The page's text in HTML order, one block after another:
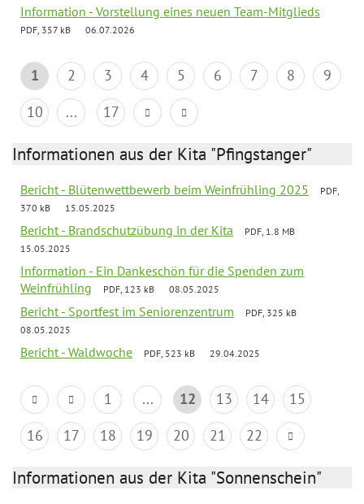
Information - Vorstellung eines neuen Team-Mitglieds
PDF, 357 kB 06.07.2026
1 2 3 4 5 6 7 8
9
10
... 17
Informationen aus der Kita "Pfingstanger"
Bericht - Blütenwettbewerb beim Weinfrühling 2025
PDF,
370 kB
15.05.2025
Bericht - Brandschutzübung in der Kita
PDF, 1.8 MB
15.05.2025
Information - Ein Dankeschön für die Spenden zum
Weinfrühling
PDF, 123 kB 08.05.2025
Bericht - Sportfest im Seniorenzentrum
PDF, 325 kB
08.05.2025
Bericht - Waldwoche PDF, 523 kB 29.04.2025
1 ... 12 13 14
15
16
17 18 19 20 21 22
Informationen aus der Kita "Sonnenschein"